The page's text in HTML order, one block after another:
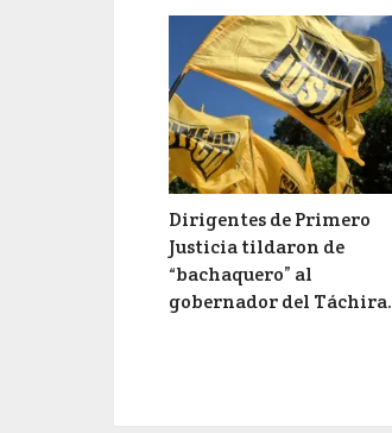
Dirigentes de Primero
Justicia tildaron de
“bachaquero” al
gobernador del Táchira.